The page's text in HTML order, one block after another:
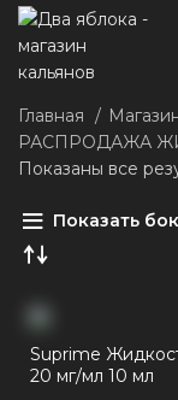
Главная
РАСПРОДАЖА
Показаны все
Показать
Suprime
20 мг/мл 10 мл